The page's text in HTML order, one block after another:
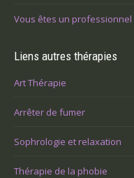
Vous êtes un professionnel
Liens autres thérapies
Art Thérapie
Arrêter de fumer
Sophrologie et relaxation
Thérapie de la phobie